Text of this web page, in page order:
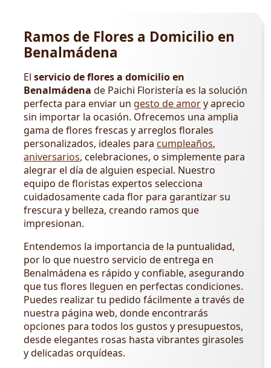
Ramos de Flores a Domicilio en
Benalmádena
El servicio de flores a domicilio en
Benalmádena de Paichi Floristería es la solución
perfecta para enviar un gesto de amory aprecio
sin importar la ocasión. Ofrecemos una amplia
gama de flores frescas y arreglos florales
personalizados, ideales para cumpleaños,
aniversarios, celebraciones, o simplemente para
alegrar el día de alguien especial. Nuestro
equipo de floristas expertos selecciona
cuidadosamente cada flor para garantizar su
frescura y belleza, creando ramos que
impresionan.
Entendemos la importancia de la puntualidad,
por lo que nuestro servicio de entrega en
Benalmádena es rápido y confiable, asegurando
que tus flores lleguen en perfectas condiciones.
Puedes realizar tu pedido fácilmente a través de
nuestra página web, donde encontrarás
opciones para todos los gustos y presupuestos,
desde elegantes rosas hasta vibrantes girasoles
y delicadas orquídeas.